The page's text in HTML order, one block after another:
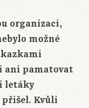
organizací,
možné
ani pamatovat
letáky
přišel. Kvůli